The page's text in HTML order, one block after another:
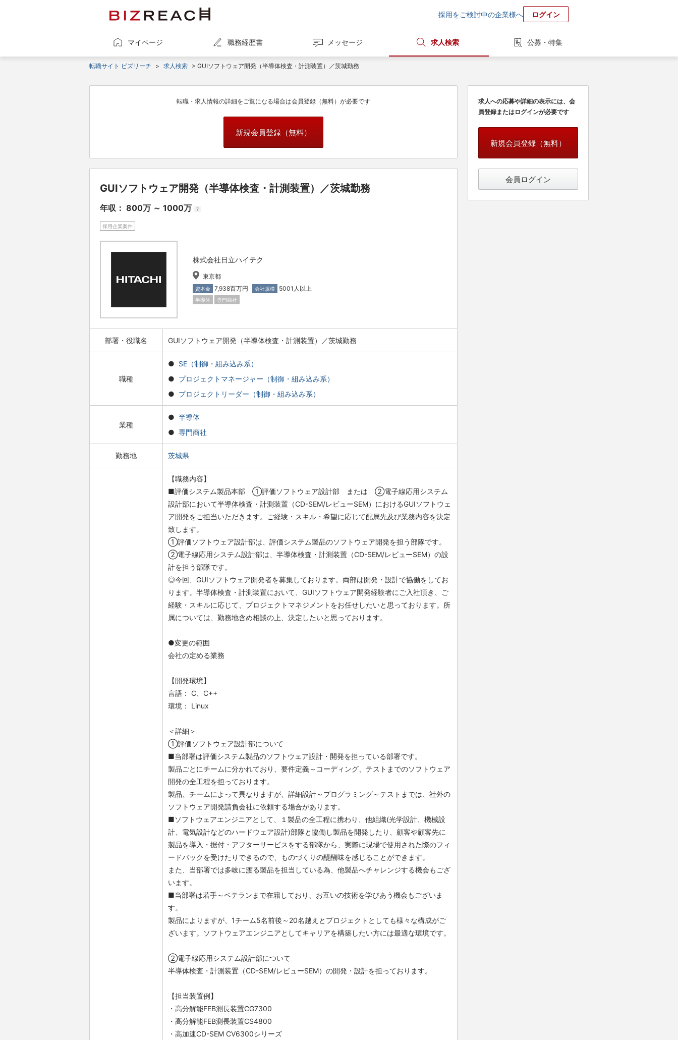
採用をご検討中の企業様へ ログイン
マイページ 職務経歴書 メッセージ 求人検索 公募・特集
転職サイト ビズリーチ > 求人検索 > GUIソフトウェア開発（半導体検査・計測装置）／茨城勤務
転職・求人情報の詳細をご覧になる場合は会員登録（無料）が必要です
新規会員登録（無料）
GUIソフトウェア開発（半導体検査・計測装置）／茨城勤務
年収： 800万 ～ 1000万 ?
採用企業案件
株式会社日立ハイテク
東京都
資本金 7,938百万円 会社規模 5001人以上
半導体 専門商社
部署・役職名 GUIソフトウェア開発（半導体検査・計測装置）／茨城勤務
職種
SE（制御・組み込み系）
プロジェクトマネージャー（制御・組み込み系）
プロジェクトリーダー（制御・組み込み系）
業種
半導体
専門商社
勤務地 茨城県
【職務内容】
■評価システム製品本部 ①評価ソフトウェア設計部 または ②電子線応用システム
設計部において半導体検査・計測装置（CD-SEM/レビューSEM）におけるGUIソフトウェ
ア開発をご担当いただきます。ご経験・スキル・希望に応じて配属先及び業務内容を決定
致します。
①評価ソフトウェア設計部は、評価システム製品のソフトウェア開発を担う部隊です。
②電子線応用システム設計部は、半導体検査・計測装置（CD-SEM/レビューSEM）の設
計を担う部隊です。
◎今回、GUIソフトウェア開発者を募集しております。両部は開発・設計で協働をしてお
ります。半導体検査・計測装置において、GUIソフトウェア開発経験者にご入社頂き、ご
経験・スキルに応じて、プロジェクトマネジメントをお任せしたいと思っております。所
属については、勤務地含め相談の上、決定したいと思っております。
●変更の範囲
会社の定める業務
【開発環境】
言語： C、C++
環境： Linux
＜詳細＞
①評価ソフトウェア設計部について
■当部署は評価システム製品のソフトウェア設計・開発を担っている部署です。
製品ごとにチームに分かれており、要件定義～コーディング、テストまでのソフトウェア
開発の全工程を担っております。
製品、チームによって異なりますが、詳細設計～プログラミング～テストまでは、社外の
ソフトウェア開発請負会社に依頼する場合があります。
■ソフトウェアエンジニアとして、１製品の全工程に携わり、他組織(光学設計、機械設
計、電気設計などのハードウェア設計)部隊と協働し製品を開発したり、顧客や顧客先に
製品を導入・据付・アフターサービスをする部隊から、実際に現場で使用された際のフィ
ードバックを受けたりできるので、ものづくりの醍醐味を感じることができます。
また、当部署では多岐に渡る製品を担当している為、他製品へチャレンジする機会もござ
います。
■当部署は若手～ベテランまで在籍しており、お互いの技術を学びあう機会もございま
す。
製品によりますが、1チーム5名前後～20名越えとプロジェクトとしても様々な構成がご
ざいます。ソフトウェアエンジニアとしてキャリアを構築したい方には最適な環境です。
②電子線応用システム設計部について
半導体検査・計測装置（CD-SEM/レビューSEM）の開発・設計を担っております。
【担当装置例】
・高分解能FEB測長装置CG7300
・高分解能FEB測長装置CS4800
・高加速CD-SEM CV6300シリーズ
求人への応募や詳細の表示には、会
員登録またはログインが必要です
新規会員登録（無料）
会員ログイン